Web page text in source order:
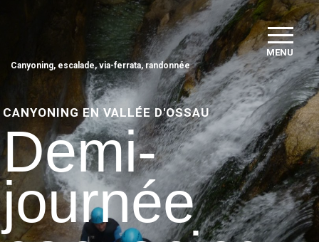
Canyoning, escalade, via-ferrata, randonnée
MENU
CANYONING EN VALLÉE D'OSSAU
Demi-
journée